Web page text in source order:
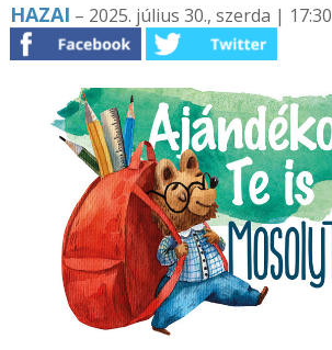
HAZAI – 2025. július 30., szerda | 17:30